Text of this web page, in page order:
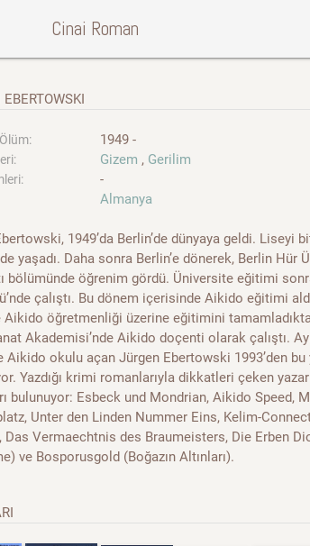
Cinai Roman
1949 -
Gizem , Gerilim
-
Almanya
1949’da Berlin’de dünyaya geldi. Liseyi
yaşadı. Daha sonra Berlin’e dönerek, Berlin Hür
bölümünde öğrenim gördü. Üniversite eğitimi
çalıştı. Bu dönem içerisinde Aikido eğitimi
Aikido öğretmenliği üzerine eğitimini
Akademisi’nde Aikido doçenti olarak çalıştı.
Aikido okulu açan Jürgen Ebertowski 1993’den bu
Yazdığı krimi romanlarıyla dikkatleri çeken
bulunuyor: Esbeck und Mondrian, Aikido Speed,
Unter den Linden Nummer Eins, Kelim-
Das Vermaechtnis des Braumeisters, Die Erben
ve Bosporusgold (Boğazın Altınları).